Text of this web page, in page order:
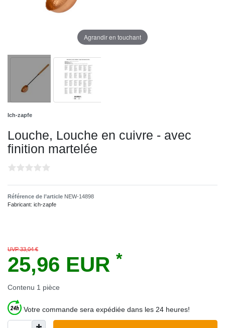
Agrandir en touchant
Ich-zapfe
Louche, Louche en cuivre - avec
finition martelée
Référence de l’article NEW-14898
Fabricant: ich-zapfe
UVP 33,04 €
25,96 EUR *
Contenu 1 pièce
Votre commande sera expédiée dans les 24 heures!